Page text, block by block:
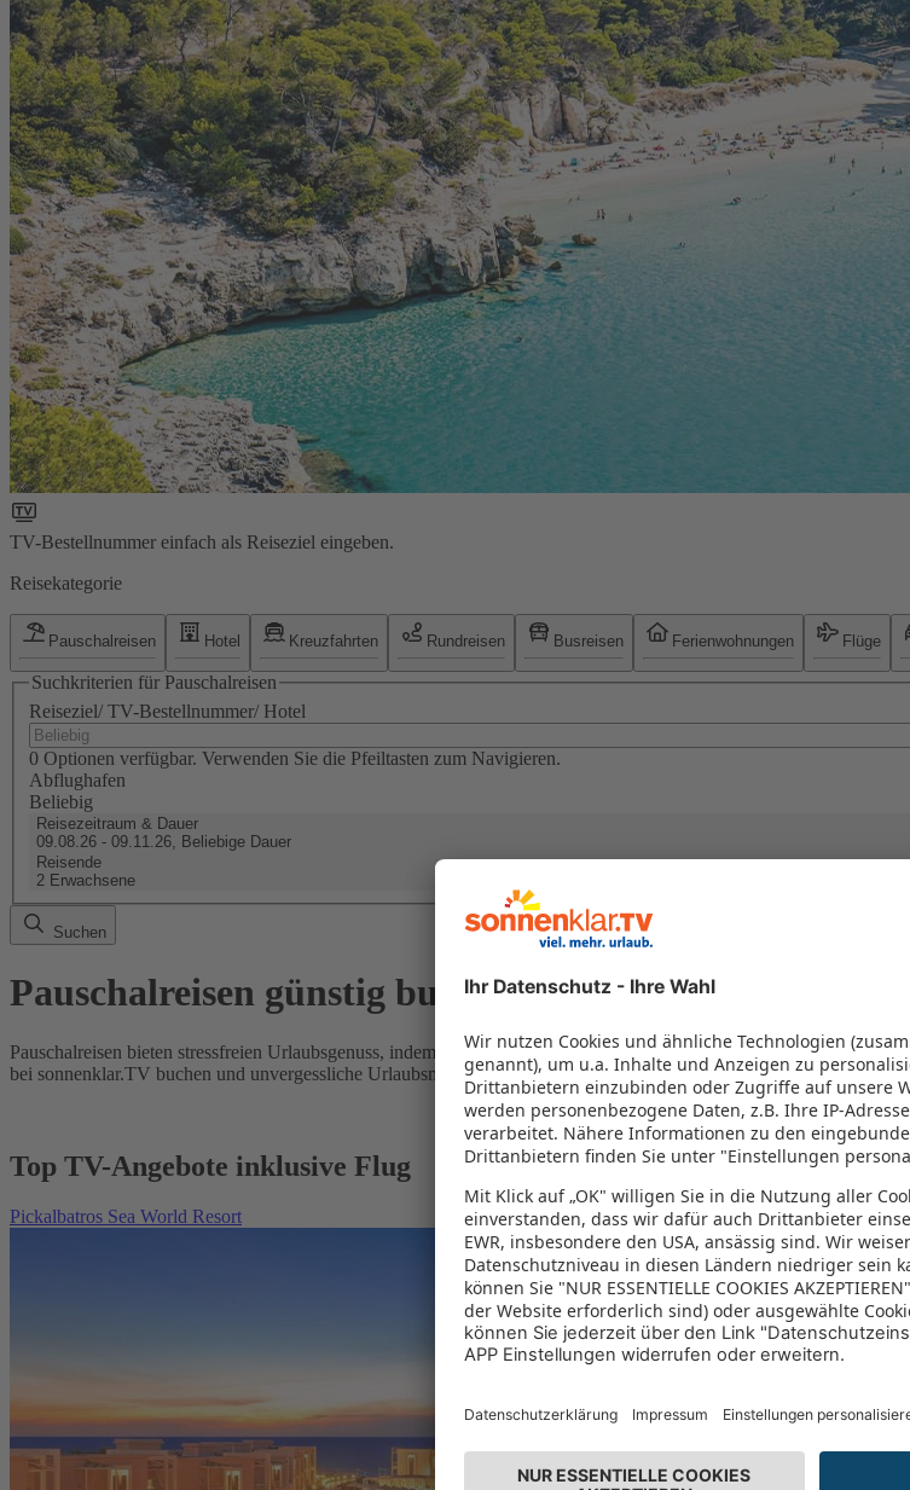
TV-Bestellnummer einfach als Reiseziel eingeben.
Reisekategorie
Pauschalreisen Hotel Kreuzfahrten Rundreisen Busreisen Ferienwohnungen Flüge
Suchkriterien für Pauschalreisen
Reiseziel/ TV-Bestellnummer/ Hotel
0 Optionen verfügbar. Verwenden Sie die Pfeiltasten zum Navigieren.
Abflughafen
Beliebig
Reisezeitraum & Dauer
09.08.26 - 09.11.26, Beliebige Dauer
Reisende
2 Erwachsene
Suchen
Pauschalreisen günstig buchen
Pauschalreisen bieten stressfreien Urlaubsgenuss, indem Flug und Hotel in einem Paket kombiniert werden – das
bei sonnenklar.TV buchen und unvergessliche Urlaubsmomente erleben!
Top TV-Angebote inklusive Flug
Pickalbatros Sea World Resort